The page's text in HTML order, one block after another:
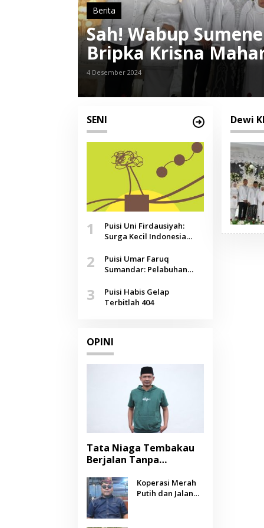
Berita
Sah! Wabup
Bripka Krisna
4 Desember 2024
SENI
1
Puisi Uni Firdausiyah:
Surga Kecil Indonesia
Doa yang Jauh, Narasi
Agustus
2
Puisi Umar Faruq
Sumandar: Pelabuhan
Selendang Benang Merah
Lombang
3
Puisi Habis Gelap
Terbitlah 404
OPINI
Tata Niaga Tembakau
Berjalan Tanpa
Negara Berpihak
kepada Petani?
Koperasi Merah
Putih dan Jalan
Dewi